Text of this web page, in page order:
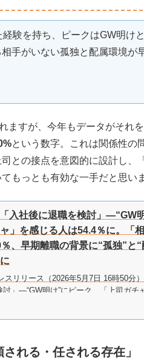
験を持ち、ピークはGW明け
手がいない孤独と配属環境が
ますが、今年もデータがそれ
という数字。これは関係性の
との接点を意図的に設計し、
もっとも有効な一手だと思い
入社後に退職を検討」―“GW
」を感じる人は54.4％に。「
、早期離職の背景に“孤独”と
スリリース（2026年5月7日 16時50分
討」―“GW明け”にピーク、「上司ガチ
れる・任される存在」